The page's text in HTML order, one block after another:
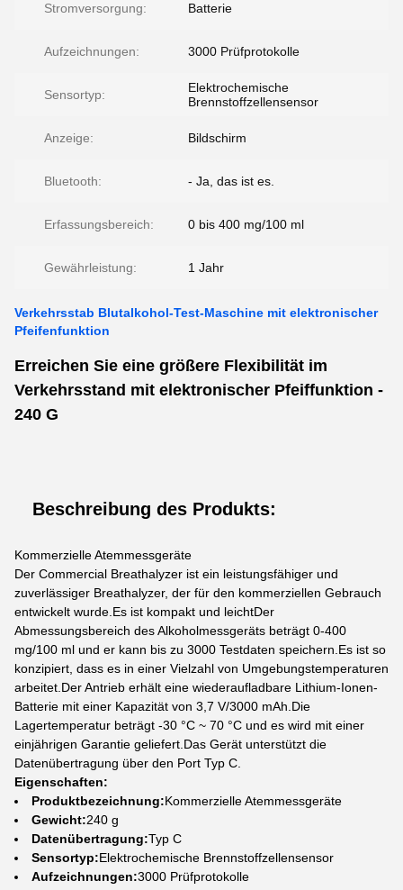
Stromversorgung: Batterie
Aufzeichnungen: 3000 Prüfprotokolle
Sensortyp:
Elektrochemische
Brennstoffzellensensor
Anzeige: Bildschirm
Bluetooth: - Ja, das ist es.
Erfassungsbereich: 0 bis 400 mg/100 ml
Gewährleistung: 1 Jahr
Verkehrsstab Blutalkohol-Test-Maschine mit elektronischer
Pfeifenfunktion
Erreichen Sie eine größere Flexibilität im
Verkehrsstand mit elektronischer Pfeiffunktion -
240 G
Beschreibung des Produkts:
Kommerzielle Atemmessgeräte
Der Commercial Breathalyzer ist ein leistungsfähiger und
zuverlässiger Breathalyzer, der für den kommerziellen Gebrauch
entwickelt wurde.Es ist kompakt und leichtDer
Abmessungsbereich des Alkoholmessgeräts beträgt 0-400
mg/100 ml und er kann bis zu 3000 Testdaten speichern.Es ist so
konzipiert, dass es in einer Vielzahl von Umgebungstemperaturen
arbeitet.Der Antrieb erhält eine wiederaufladbare Lithium-Ionen-
Batterie mit einer Kapazität von 3,7 V/3000 mAh.Die
Lagertemperatur beträgt -30 °C ~ 70 °C und es wird mit einer
einjährigen Garantie geliefert.Das Gerät unterstützt die
Datenübertragung über den Port Typ C.
Eigenschaften:
Produktbezeichnung:Kommerzielle Atemmessgeräte
Gewicht:240 g
Datenübertragung:Typ C
Sensortyp:Elektrochemische Brennstoffzellensensor
Aufzeichnungen:3000 Prüfprotokolle